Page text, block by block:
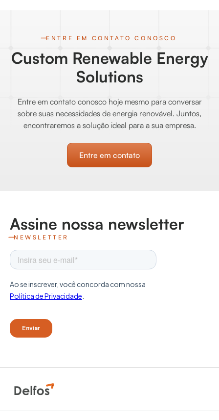
ENTRE EM CONTATO CONOSCO
Custom Renewable Energy
Solutions
Entre em contato conosco hoje mesmo para conversar
sobre suas necessidades de energia renovável. Juntos,
encontraremos a solução ideal para a sua empresa.
Entre em contato
Assine nossa newsletter
NEWSLETTER